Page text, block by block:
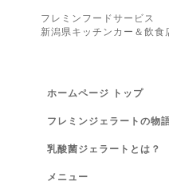
フレミンフードサービス
新潟県キッチンカー＆飲食
ホームページ トップ
フレミンジェラートの物
乳酸菌ジェラートとは？
メニュー